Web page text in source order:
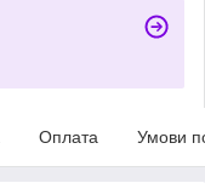
Оплата Умови